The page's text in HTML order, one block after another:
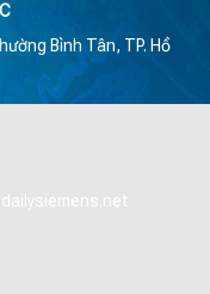
Bình Tân, TP. Hồ